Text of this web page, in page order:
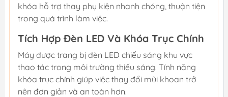
khóa hỗ trợ thay phụ kiện nhanh chóng, thuận tiện
trong quá trình làm việc.
Tích Hợp Đèn LED Và Khóa Trục Chính
Máy được trang bị đèn LED chiếu sáng khu vực
thao tác trong môi trường thiếu sáng. Tính năng
khóa trục chính giúp việc thay đổi mũi khoan trở
nên đơn giản và an toàn hơn.